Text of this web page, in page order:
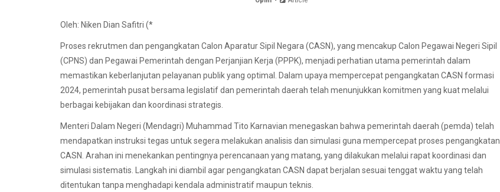
Oleh: Niken Dian Safitri (*
Proses rekrutmen dan pengangkatan Calon Aparatur Sipil Negara (CASN), yang mencakup Calon Pegawai Negeri Sipil
(CPNS) dan Pegawai Pemerintah dengan Perjanjian Kerja (PPPK), menjadi perhatian utama pemerintah dalam
memastikan keberlanjutan pelayanan publik yang optimal. Dalam upaya mempercepat pengangkatan CASN formasi
2024, pemerintah pusat bersama legislatif dan pemerintah daerah telah menunjukkan komitmen yang kuat melalui
berbagai kebijakan dan koordinasi strategis.
Menteri Dalam Negeri (Mendagri) Muhammad Tito Karnavian menegaskan bahwa pemerintah daerah (pemda) telah
mendapatkan instruksi tegas untuk segera melakukan analisis dan simulasi guna mempercepat proses pengangkatan
CASN. Arahan ini menekankan pentingnya perencanaan yang matang, yang dilakukan melalui rapat koordinasi dan
simulasi sistematis. Langkah ini diambil agar pengangkatan CASN dapat berjalan sesuai tenggat waktu yang telah
ditentukan tanpa menghadapi kendala administratif maupun teknis.